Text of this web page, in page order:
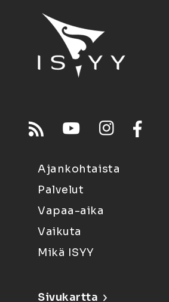
Ajankohtaista
Palvelut
Vapaa-aika
Vaikuta
Mikä ISYY
Sivukartta